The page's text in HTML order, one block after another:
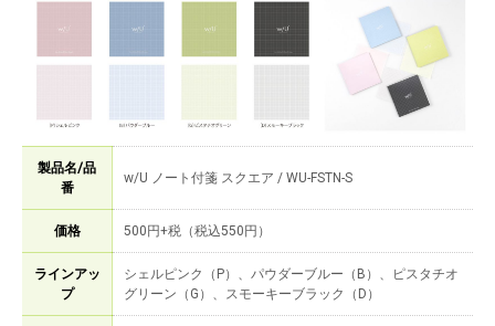
製品名/品
番
w/U ノート付箋 スクエア / WU-FSTN-S
価格 500円+税（税込550円）
ラインアッ
プ
シェルピンク（P）、パウダーブルー（B）、ピスタチオ
グリーン（G）、スモーキーブラック（D）